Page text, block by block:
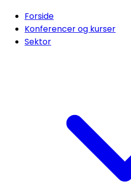
Forside
Konferencer og kurser
Sektor